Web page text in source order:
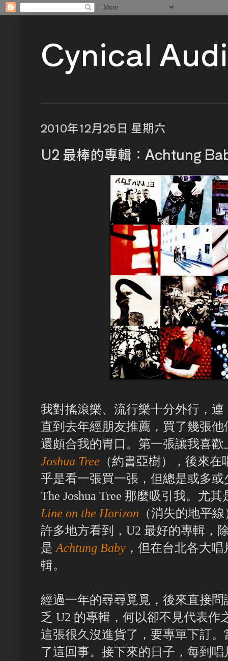
Cynical
2010年12月25日 星期六
U2 最棒的專輯：Achtung
我對搖滾樂、流行樂十分外行，連
直到去年經朋友推薦，買了幾張
還頗合我的胃口。第一張讓我喜
Joshua Tree （約書亞樹），後來
乎是看一張買一張，但總是或多
The Joshua Tree 那麼吸引我。尤
Line on the Horizon （消失的地平
許多地方看到，U2 最好的專輯，
是 Achtung Baby ，但在台北各大
輯。
經過一年的尋尋覓覓，後來直接
乏 U2 的專輯，何以卻不見代表作
這張很久沒進貨了，要專單下訂
了這回事。接下來的日子，每到